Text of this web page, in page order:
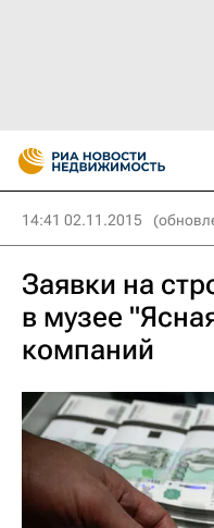
14:41 02.11.2015
Заявки на
в музее
компаний